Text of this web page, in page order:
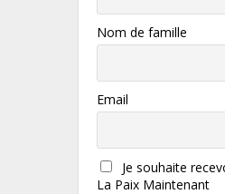
Nom de famille
Email
Je souhaite
La Paix Maintenant